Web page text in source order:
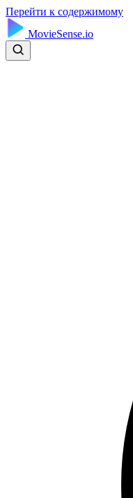
Перейти к содержимому
MovieSense.io